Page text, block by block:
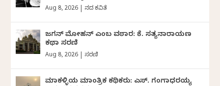
Aug 8, 2026 ದಿನದ ಕವಿತೆ
ಜಗನ್‌ ಮೋಹನ್‌ ಎಂಬ ವಠಾರ: ಕೆ. ಸತ್ಯನಾರಾಯಣ
ಕಥಾ ಸರಣಿ
Aug 8, 2026 ಸರಣಿ
ಮಾಕಳ್ಳಿಯ ಮಾಂತ್ರಿಕ ಕಥಿಕರು: ಎಸ್. ಗಂಗಾಧರಯ್ಯ